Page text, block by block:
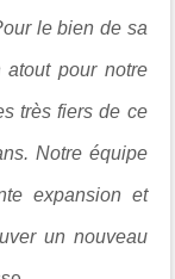
le bien de sa
pour notre
très fiers de ce
Notre équipe
expansion et
un nouveau